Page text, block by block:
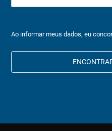
Ao informar meus dados, eu